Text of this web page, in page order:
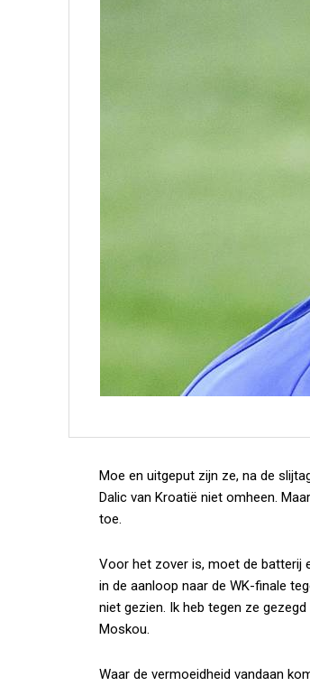
Moe en uitgeput zijn ze, na de
Dalic van Kroatië niet omheen.
toe.
Voor het zover is, moet de batterij
in de aanloop naar de WK-finale
niet gezien. Ik heb tegen ze
Moskou.
Waar de vermoeidheid vandaan